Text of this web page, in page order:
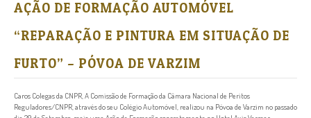
AÇÃO DE FORMAÇÃO AUTOMÓVEL
“REPARAÇÃO E PINTURA EM SITUAÇÃO DE
FURTO” – PÓVOA DE VARZIM
Caros Colegas da CNPR, A Comissão de Formação da Câmara Nacional de Peritos
Reguladores/CNPR, através do seu Colégio Automóvel, realizou na Póvoa de Varzim no passado